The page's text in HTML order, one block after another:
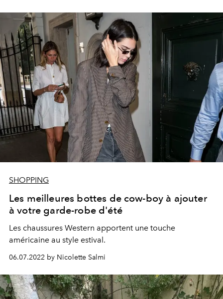
SHOPPING
Les meilleures bottes de cow-boy à ajouter
à votre garde-robe d'été
Les chaussures Western apportent une touche
américaine au style estival.
06.07.2022 by Nicolette Salmi